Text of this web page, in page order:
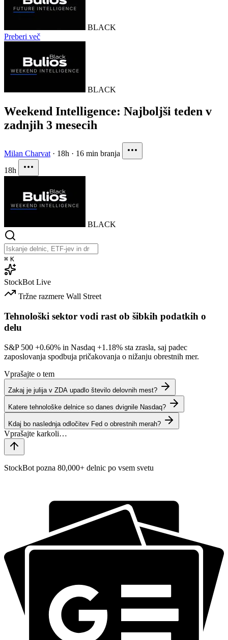
BLACK
Preberi več
BLACK
Weekend Intelligence: Najboljši teden v
zadnjih 3 mesecih
Milan Charvat · 18h · 16 min branja
18h
BLACK
⌘ K
StockBot Live
Tržne razmere Wall Street
Tehnološki sektor vodi rast ob šibkih podatkih o
delu
S&P 500 +0.60% in Nasdaq +1.18% sta zrasla, saj padec
zaposlovanja spodbuja pričakovanja o nižanju obrestnih mer.
Vprašajte o tem
Zakaj je julija v ZDA upadlo število delovnih mest?
Katere tehnološke delnice so danes dvignile Nasdaq?
Kdaj bo naslednja odločitev Fed o obrestnih merah?
StockBot pozna 80,000+ delnic po vsem svetu